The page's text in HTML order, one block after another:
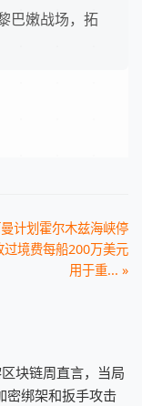
巴嫩战场，拓
计划霍尔木兹海峡停
过境费每船200万美元
用于重... »
块链周直言，当局
密绑架和扳手攻击